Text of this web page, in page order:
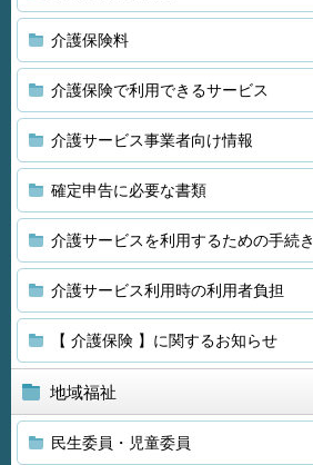
介護保険料
介護保険で利用できるサービス
介護サービス事業者向け情報
確定申告に必要な書類
介護サービスを利用するための手続き
介護サービス利用時の利用者負担
【 介護保険 】に関するお知らせ
地域福祉
民生委員・児童委員